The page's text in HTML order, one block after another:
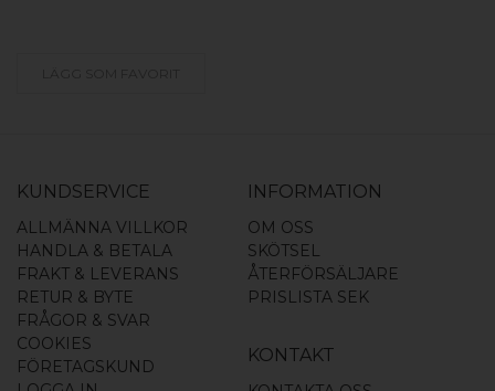
KUNDSERVICE
ALLMÄNNA VILLKOR
HANDLA & BETALA
FRAKT & LEVERANS
RETUR & BYTE
FRÅGOR & SVAR
COOKIES
FÖRETAGSKUND
INFORMATION
OM OSS
SKÖTSEL
ÅTERFÖRSÄLJARE
PRISLISTA SEK
KONTAKT